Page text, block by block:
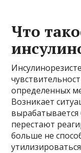
Что
определенных
Возникает
перестают
больше не